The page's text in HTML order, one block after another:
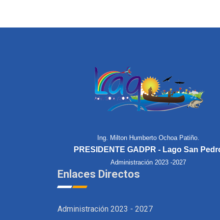
Ing. Milton Humberto Ochoa Patiño.
PRESIDENTE GADPR - Lago San
Administración 2023 -2027
Enlaces Directos
Administración 2023 - 2027